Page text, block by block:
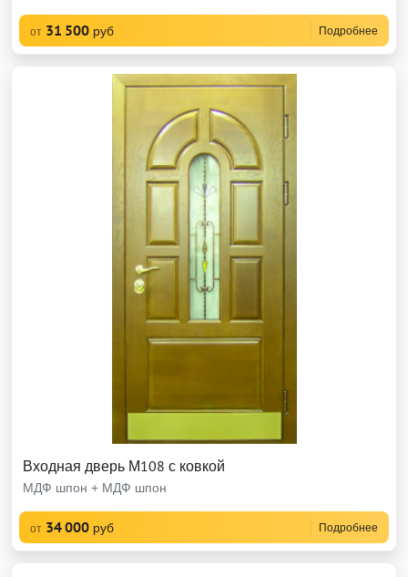
от 31 500 руб Подробнее
Входная дверь М108 с ковкой
МДФ шпон + МДФ шпон
от 34 000 руб Подробнее